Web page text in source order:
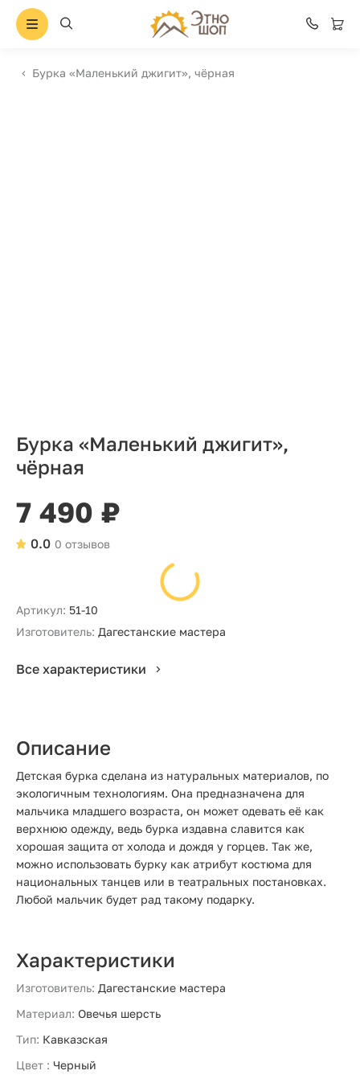
Бурка «Маленький джигит», чёрная
Бурка «Маленький джигит»,
чёрная
7 490 ₽
0 отзывов
0.0
Артикул: 51-10
Изготовитель: Дагестанские мастера
Все характеристики
Описание
Детская бурка сделана из натуральных материалов, по
экологичным технологиям. Она предназначена для
мальчика младшего возраста, он может одевать её как
верхнюю одежду, ведь бурка издавна славится как
хорошая защита от холода и дождя у горцев. Так же,
можно использовать бурку как атрибут костюма для
национальных танцев или в театральных постановках.
Любой мальчик будет рад такому подарку.
Характеристики
Изготовитель: Дагестанские мастера
Материал: Овечья шерсть
Тип: Кавказская
Цвет : Черный